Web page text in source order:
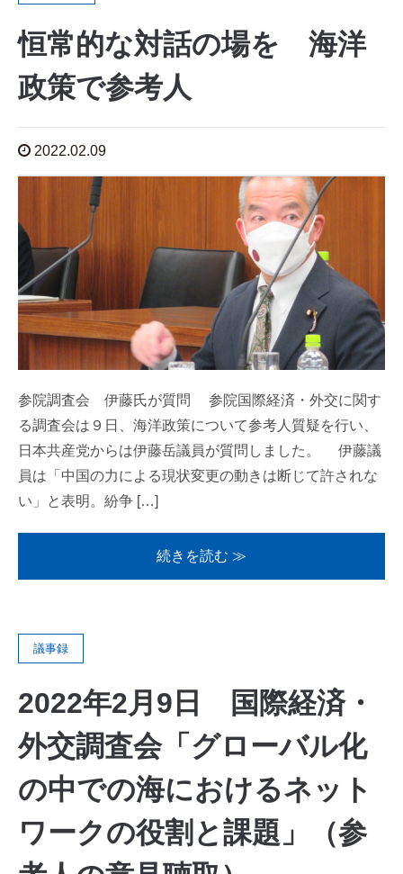
恒常的な対話の場を 海洋
政策で参考人
2022.02.09
参院調査会 伊藤氏が質問 参院国際経済・外交に関す
る調査会は９日、海洋政策について参考人質疑を行い、
日本共産党からは伊藤岳議員が質問しました。 伊藤議
員は「中国の力による現状変更の動きは断じて許されな
い」と表明。紛争 […]
続きを読む ≫
議事録
2022年2月9日 国際経済・
外交調査会「グローバル化
の中での海におけるネット
ワークの役割と課題」（参